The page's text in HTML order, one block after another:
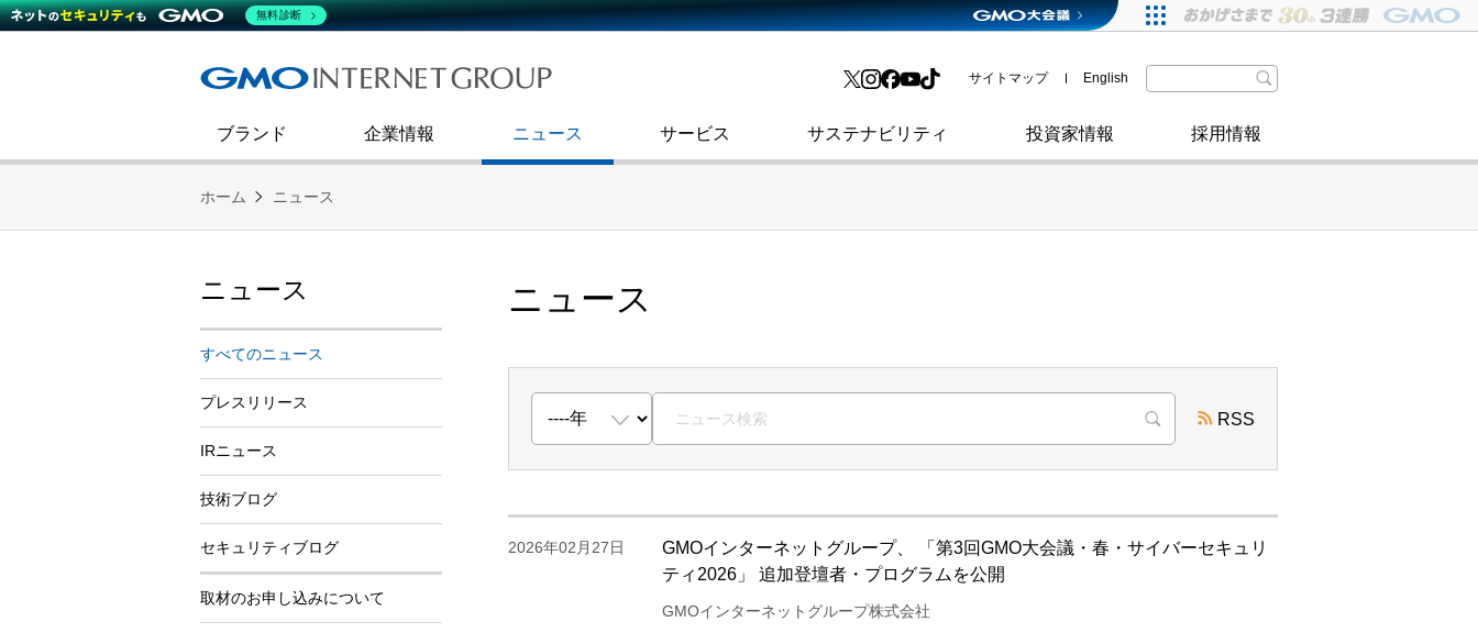
ブランド
企業情報
会社概要
社史
渋谷フクラス入館方法
ニュース
技術ブログ 取材のお申し込みについて
サービス
インターネットセキュリティ事業 その他
サステナビリティ
コミュニケーション
ダイバーシティ＆インクルージョン
SDGsへの取り組み
政府・自治体からの認定
投資家情報
熊谷正寿が語るグループ成長戦略・
財務・業績
よくあるご質問 格付・社債情報
採用情報
第二新卒採用 サイトマップ English
ホーム ニュース
ニュース
RSS
2026年02月27日
GMOインターネットグループ、 「第3回GMO大会議・春・サイバーセキュリ
ティ2026」 追加登壇者・プログラムを公開
GMOインターネットグループ株式会社
ニュース
すべてのニュース
プレスリリース
IRニュース
技術ブログ
セキュリティブログ
取材のお申し込みについて
無料診断